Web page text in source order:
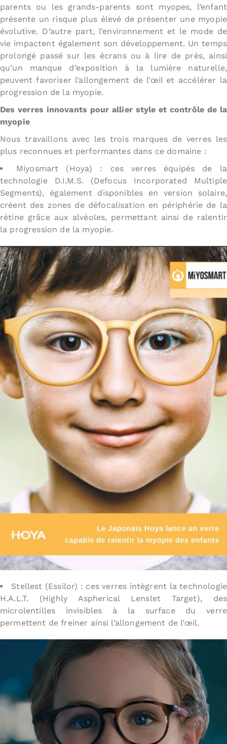
parents ou les grands-parents sont myopes, l’enfant
présente un risque plus élevé de présenter une myopie
évolutive. D’autre part, l’environnement et le mode de
vie impactent également son développement. Un temps
prolongé passé sur les écrans ou à lire de près, ainsi
qu’un manque d’exposition à la lumière naturelle,
peuvent favoriser l’allongement de l’œil et accélérer la
progression de la myopie.
Des verres innovants pour allier style et contrôle de la
myopie
Nous travaillons avec les trois marques de verres les
plus reconnues et performantes dans ce domaine :
Miyosmart (Hoya) : ces verres équipés de la
technologie D.I.M.S. (Defocus Incorporated Multiple
Segments), également disponibles en version solaire,
créent des zones de défocalisation en périphérie de la
rétine grâce aux alvéoles, permettant ainsi de ralentir
la progression de la myopie.
Stellest (Essilor) : ces verres intègrent la technologie
H.A.L.T. (Highly Aspherical Lenslet Target), des
microlentilles invisibles à la surface du verre
permettent de freiner ainsi l’allongement de l’œil.